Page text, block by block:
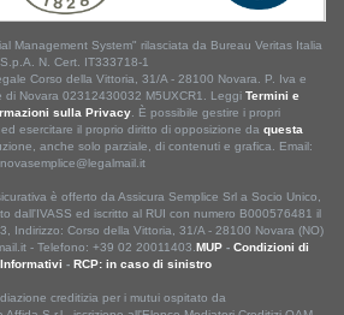
Management System" rilasciata da Bureau Veritas Italia
S.p.A. N. Cert. IT333718-1
Corso della Vittoria, 31/A - 28100 Novara. P. Iva e
di Novara 02312430032 M5UXCR1. Leggi Termini e
sulla Privacy . È possibile gestire i propri
esercitare il proprio diritto di opposizione da questa
anche solo parziale, di contenuti e grafica. Email:
è offerto da Assicura Semplice Srl a Socio Unico,
dall'IVASS ed iscritto al RUI con numero B000576481 il
Indirizzo: Corso della Vittoria, 31/A - 28100 Novara (NO)
- Telefono: +39 02 20011403. MUP - Condizioni di
- RCP: in caso di sinistro
creditizia per i mutui ospitato da